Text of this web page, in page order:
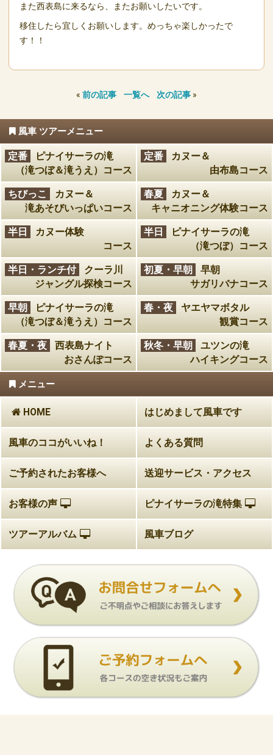
また西表島に来るなら、またお願いしたいです。
移住したら宜しくお願いします。めっちゃ楽しかったで
す！！
« 前の記事 一覧へ 次の記事 »
風車 ツアーメニュー
定番
ピナイサーラの滝
（滝つぼ＆滝うえ）コース
定番
カヌー＆
由布島コース
ちびっこ
カヌー＆
滝あそびいっぱいコース
春夏
カヌー＆
キャニオニング体験コース
半日
カヌー体験
コース
半日
ピナイサーラの滝
（滝つぼ）コース
半日・ランチ付
クーラ川
ジャングル探検コース
初夏・早朝
早朝
サガリバナコース
早朝
ピナイサーラの滝
（滝つぼ＆滝うえ）コース
春・夜
ヤエヤマボタル
観賞コース
春夏・夜
西表島ナイト
おさんぽコース
秋冬・早朝
ユツンの滝
ハイキングコース
メニュー
HOME はじめまして風車です
風車のココがいいね！ よくある質問
ご予約されたお客様へ 送迎サービス・アクセス
お客様の声 ピナイサーラの滝特集
ツアーアルバム 風車ブログ